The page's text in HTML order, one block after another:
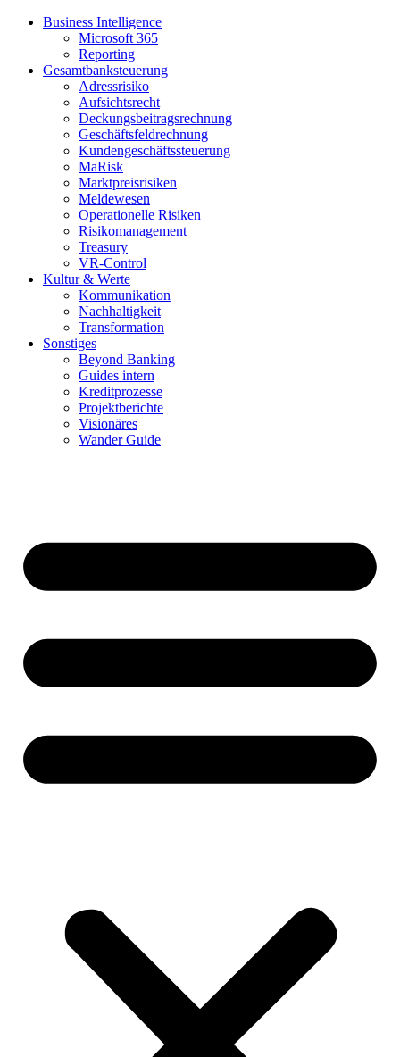
Business Intelligence
Microsoft 365
Reporting
Gesamtbanksteuerung
Adressrisiko
Aufsichtsrecht
Deckungsbeitragsrechnung
Geschäftsfeldrechnung
Kundengeschäftssteuerung
MaRisk
Marktpreisrisiken
Meldewesen
Operationelle Risiken
Risikomanagement
Treasury
VR-Control
Kultur & Werte
Kommunikation
Nachhaltigkeit
Transformation
Sonstiges
Beyond Banking
Guides intern
Kreditprozesse
Projektberichte
Visionäres
Wander Guide